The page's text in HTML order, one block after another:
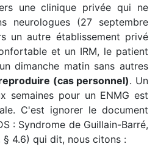
une clinique privée qui ne
neurologues (27 septembre
un autre établissement privé
et un IRM, le patient
dimanche matin sans autres
(cas personnel). Un
semaines pour un ENMG est
C'est ignorer le document
: Syndrome de Guillain-Barré,
§ 4.6) qui dit, nous citons :